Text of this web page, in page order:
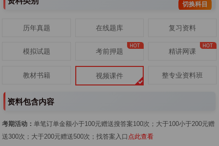
切换科目
历年真题 在线题库 复习资料
模拟试题 考前押题 精讲网课
教材书籍 视频课件 整专业资料班
资料包含内容
考期活动：单笔订单金额小于100元赠送搜答案100次；大于100小于200元赠
送300次；大于200元赠送500次；找答案入口 点此查看